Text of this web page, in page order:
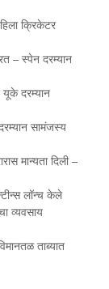
क्रिकेटर
– स्पेन दरम्यान
दरम्यान
सामंजस्य
मान्यता दिली –
लॉन्च केले
व्यवसाय
ताब्यात